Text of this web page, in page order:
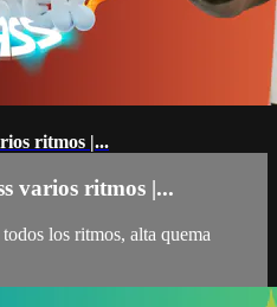
ritmos |...
varios ritmos |...
los ritmos, alta quema